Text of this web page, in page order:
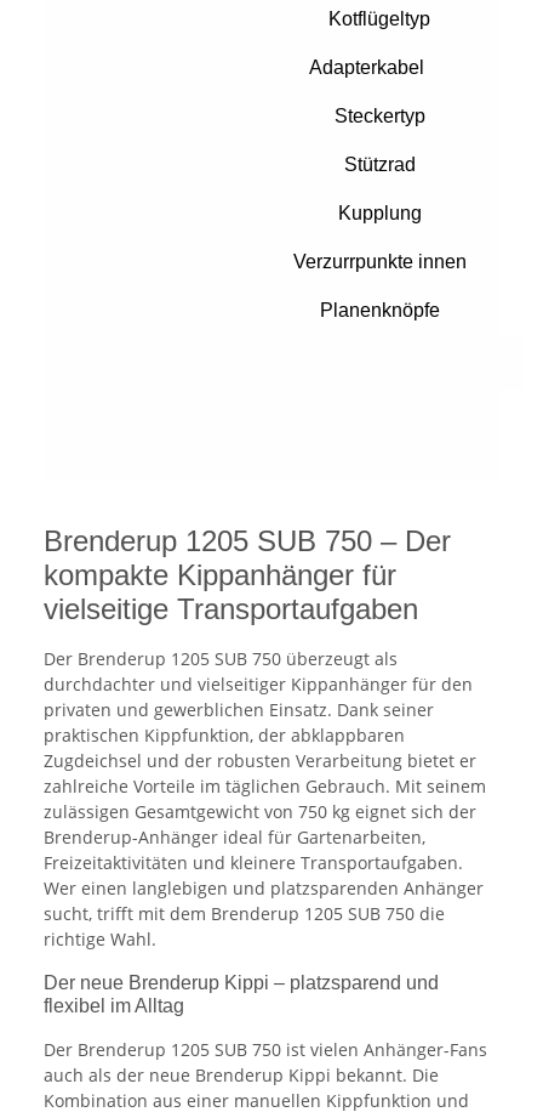
Kotflügeltyp
Adapterkabel
Steckertyp
Stützrad
Kupplung
Verzurrpunkte innen
Planenknöpfe
Brenderup 1205 SUB 750 – Der
kompakte Kippanhänger für
vielseitige Transportaufgaben
Der Brenderup 1205 SUB 750 überzeugt als
durchdachter und vielseitiger Kippanhänger für den
privaten und gewerblichen Einsatz. Dank seiner
praktischen Kippfunktion, der abklappbaren
Zugdeichsel und der robusten Verarbeitung bietet er
zahlreiche Vorteile im täglichen Gebrauch. Mit seinem
zulässigen Gesamtgewicht von 750 kg eignet sich der
Brenderup-Anhänger ideal für Gartenarbeiten,
Freizeitaktivitäten und kleinere Transportaufgaben.
Wer einen langlebigen und platzsparenden Anhänger
sucht, trifft mit dem Brenderup 1205 SUB 750 die
richtige Wahl.
Der neue Brenderup Kippi – platzsparend und
flexibel im Alltag
Der Brenderup 1205 SUB 750 ist vielen Anhänger-Fans
auch als der neue Brenderup Kippi bekannt. Die
Kombination aus einer manuellen Kippfunktion und